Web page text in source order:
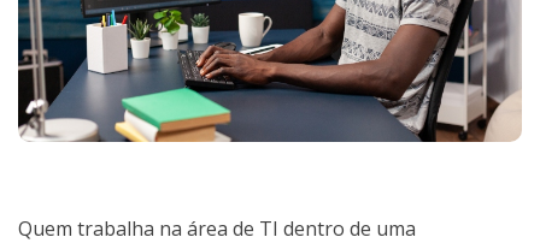
Quem trabalha na área de TI dentro de uma